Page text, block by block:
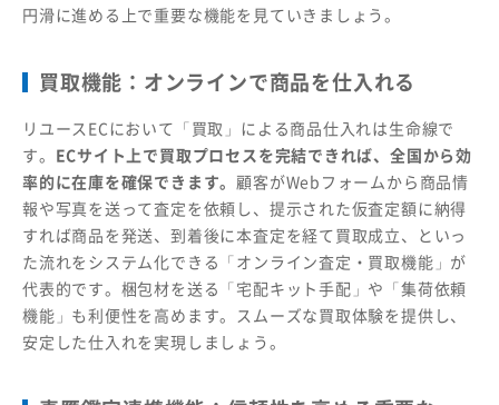
円滑に進める上で重要な機能を見ていきましょう。
買取機能：オンラインで商品を仕入れる
リユースECにおいて「買取」による商品仕入れは生命線で
す。 ECサイト上で買取プロセスを完結できれば、全国から効
率的に在庫を確保できます。 顧客がWebフォームから商品情
報や写真を送って査定を依頼し、提示された仮査定額に納得
すれば商品を発送、到着後に本査定を経て買取成立、といっ
た流れをシステム化できる「オンライン査定・買取機能」が
代表的です。梱包材を送る「宅配キット手配」や「集荷依頼
機能」も利便性を高めます。スムーズな買取体験を提供し、
安定した仕入れを実現しましょう。